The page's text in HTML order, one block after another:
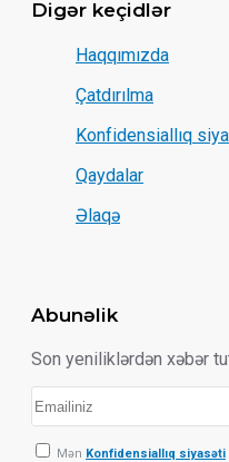
Digər keçidlər
Haqqımızda
Çatdırılma
Konfidensiallıq
Qaydalar
Əlaqə
Abunəlik
Son yeniliklərdən xəbər
Mən Konfidensiallıq siyasəti